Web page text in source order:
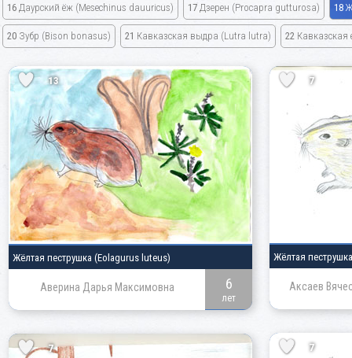
16 Даурский ёж (Mesechinus dauuricus) 17 Дзерен (Procapra gutturosa) 18
20 Зубр (Bison bonasus) 21 Кавказская выдра (Lutra lutra) 22
13
Жёлтая пеструшка (Eolagurus luteus)
Аверина Дарья Максимовна 6
лет
7
Жёлтая
Аксаев
7
7